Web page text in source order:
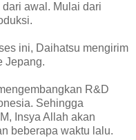
awal. Mulai dari
ini, Daihatsu mengirim
Jepang.
R&D
Sehingga
Insya Allah akan
beberapa waktu lalu.